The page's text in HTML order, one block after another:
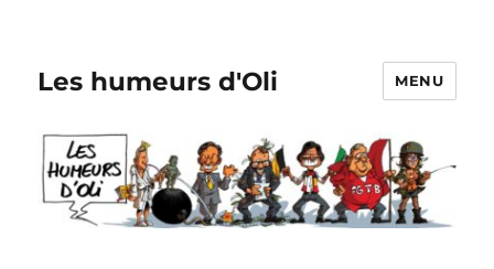
Les humeurs d'Oli MENU